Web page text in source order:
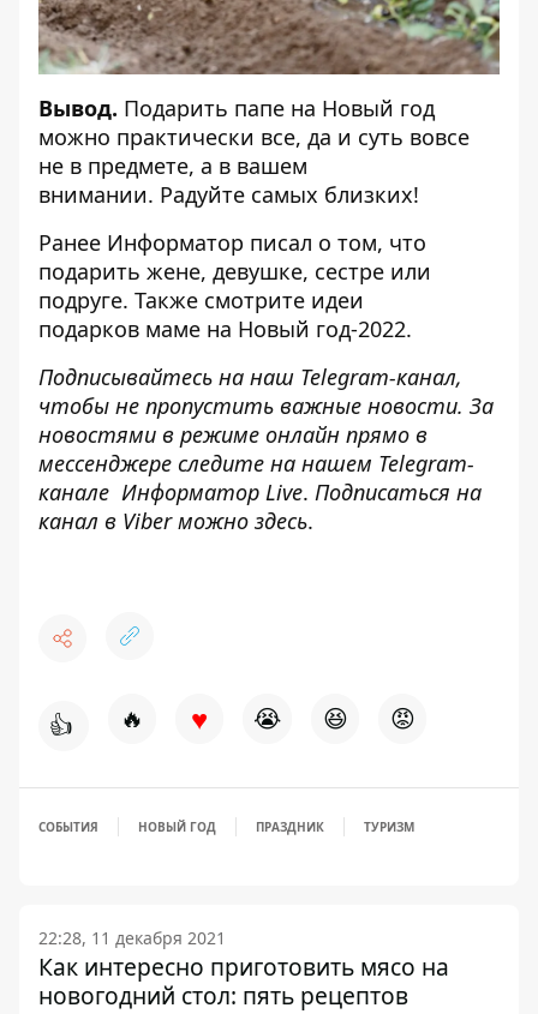
Вывод. Подарить папе на Новый год
можно практически все, да и суть вовсе
не в предмете, а в вашем
внимании. Радуйте самых близких!
Ранее Информатор писал о том, что
подарить жене, девушке, сестре или
подруге. Также смотрите идеи
подарков маме на Новый год-2022.
Подписывайтесь на наш Telegram-канал,
чтобы не пропустить важные новости. За
новостями в режиме онлайн прямо в
мессенджере следите на нашем Telegram-
канале Информатор Live. Подписаться на
канал в Viber можно здесь.
👍 🔥 ♥ 😭 😆 😡
СОБЫТИЯ НОВЫЙ ГОД ПРАЗДНИК ТУРИЗМ
22:28, 11 декабря 2021
Как интересно приготовить мясо на
новогодний стол: пять рецептов